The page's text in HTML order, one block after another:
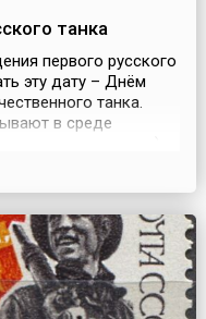
танка
первого русского
эту дату – Днём
танка.
в среде